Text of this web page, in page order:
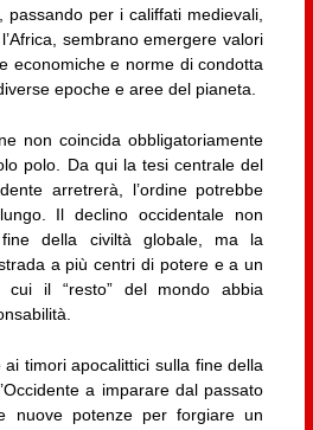
passando per i califfati medievali,
sembrano emergere valori
economiche e norme di condotta
epoche e aree del pianeta.
non coincida obbligatoriamente
polo. Da qui la tesi centrale del
arretrerà, l’ordine potrebbe
Il declino occidentale non
fine della civiltà globale, ma la
a più centri di potere e a un
il “resto” del mondo abbia
timori apocalittici sulla fine della
a imparare dal passato
nuove potenze per forgiare un